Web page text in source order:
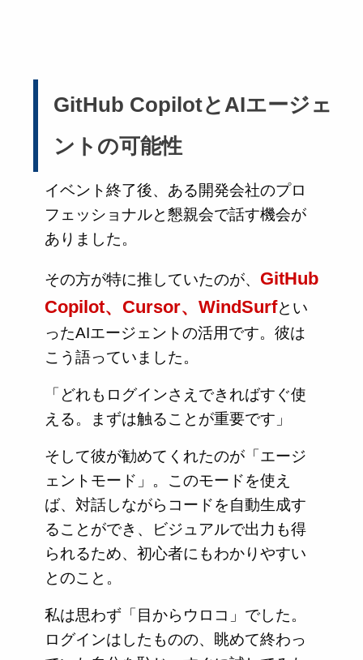
GitHub CopilotとAIエージェ
ントの可能性
イベント終了後、ある開発会社のプロ
フェッショナルと懇親会で話す機会が
ありました。
その方が特に推していたのが、 GitHub
Copilot、Cursor、WindSurfとい
ったAIエージェントの活用です。彼は
こう語っていました。
「どれもログインさえできればすぐ使
える。まずは触ることが重要です」
そして彼が勧めてくれたのが「エージ
ェントモード」。このモードを使え
ば、対話しながらコードを自動生成す
ることができ、ビジュアルで出力も得
られるため、初心者にもわかりやすい
とのこと。
私は思わず「目からウロコ」でした。
ログインはしたものの、眺めて終わっ